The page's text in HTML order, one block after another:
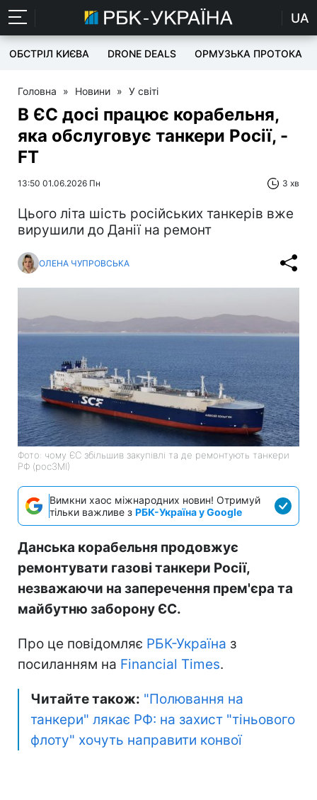
UA
ОБСТРІЛ КИЄВА DRONE DEALS ОРМУЗЬКА ПРОТОКА
Головна » Новини » У світі
В ЄС досі працює корабельня,
яка обслуговує танкери Росії, -
FT
13:50 01.06.2026 Пн 3 хв
Цього літа шість російських танкерів вже
вирушили до Данії на ремонт
ОЛЕНА ЧУПРОВСЬКА
Фото: чому ЄС збільшив закупівлі та де ремонтують танкери
РФ (росЗМІ)
Вимкни хаос міжнародних новин! Отримуй
тільки важливе з РБК-Україна у Google
Данська корабельня продовжує
ремонтувати газові танкери Росії,
незважаючи на заперечення прем'єра та
майбутню заборону ЄС.
Про це повідомляє РБК-Україна з
посиланням на Financial Times.
Читайте також: "Полювання на
танкери" лякає РФ: на захист "тіньового
флоту" хочуть направити конвої